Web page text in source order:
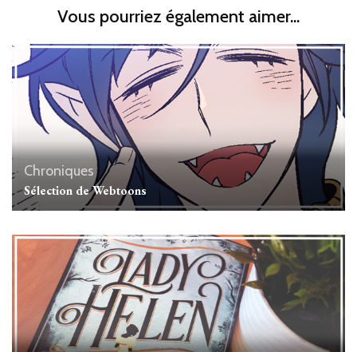
Vous pourriez également aimer...
Chroniques
Sélection de Webtoons